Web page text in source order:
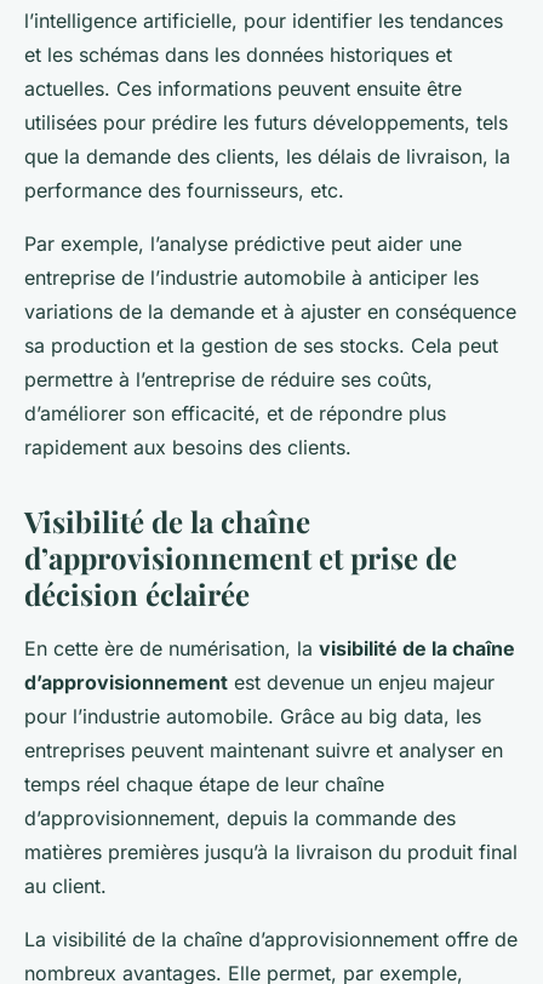
l’intelligence artificielle, pour identifier les tendances
et les schémas dans les données historiques et
actuelles. Ces informations peuvent ensuite être
utilisées pour prédire les futurs développements, tels
que la demande des clients, les délais de livraison, la
performance des fournisseurs, etc.
Par exemple, l’analyse prédictive peut aider une
entreprise de l’industrie automobile à anticiper les
variations de la demande et à ajuster en conséquence
sa production et la gestion de ses stocks. Cela peut
permettre à l’entreprise de réduire ses coûts,
d’améliorer son efficacité, et de répondre plus
rapidement aux besoins des clients.
Visibilité de la chaîne
d’approvisionnement et prise de
décision éclairée
En cette ère de numérisation, la visibilité de la chaîne
d’approvisionnement est devenue un enjeu majeur
pour l’industrie automobile. Grâce au big data, les
entreprises peuvent maintenant suivre et analyser en
temps réel chaque étape de leur chaîne
d’approvisionnement, depuis la commande des
matières premières jusqu’à la livraison du produit final
au client.
La visibilité de la chaîne d’approvisionnement offre de
nombreux avantages. Elle permet, par exemple,